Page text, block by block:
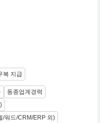
복 지급
동종업계경력
/워드/CRM/ERP 외)